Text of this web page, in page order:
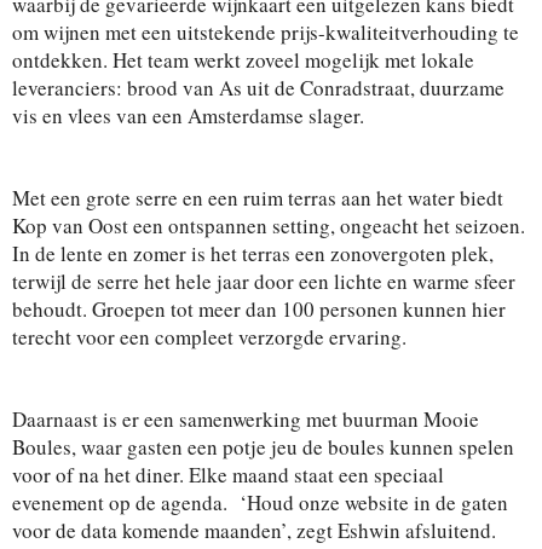
om wijnen met een uitstekende prijs-kwaliteitverhouding te
ontdekken. Het team werkt zoveel mogelijk met lokale
leveranciers: brood van As uit de Conradstraat, duurzame
vis en vlees van een Amsterdamse slager.
Met een grote serre en een ruim terras aan het water biedt
Kop van Oost een ontspannen setting, ongeacht het seizoen.
In de lente en zomer is het terras een zonovergoten plek,
terwijl de serre het hele jaar door een lichte en warme sfeer
behoudt. Groepen tot meer dan 100 personen kunnen hier
terecht voor een compleet verzorgde ervaring.
Daarnaast is er een samenwerking met buurman Mooie
Boules, waar gasten een potje jeu de boules kunnen spelen
voor of na het diner. Elke maand staat een speciaal
evenement op de agenda. ‘Houd onze website in de gaten
voor de data komende maanden’, zegt Eshwin afsluitend.